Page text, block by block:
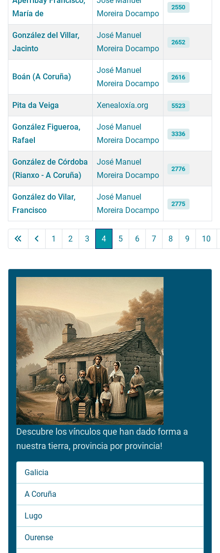
Artículos
María de
Moreira Docampo
2550
González del Villar,
Jacinto
José Manuel
Moreira Docampo
2652
Boán (A Coruña)
José Manuel
Moreira Docampo
2616
Pita da Veiga Xenealoxía.org 5523
González Figueroa,
Rafael
José Manuel
Moreira Docampo
3336
González de Córdoba
(Rianxo - A Coruña)
José Manuel
Moreira Docampo
2776
González do Vilar,
Francisco
José Manuel
Moreira Docampo
2775
Página 4 de 11
1 2 3 4 5 6 7 8 9 10
Descubre los vínculos que han dado forma a
nuestra tierra, provincia por provincia!
Galicia
A Coruña
Lugo
Ourense